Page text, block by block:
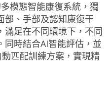
模態智能康復系統，獨
部、手部及認知康復干
滿足在不同環境下，不同
同時結合AI智能評估，並
匹配訓練方案，實現精